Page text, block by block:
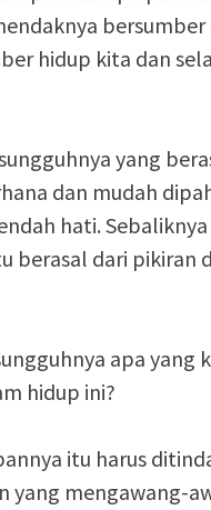
bersumber
hidup kita dan
yang
dan mudah
hati.
berasal dari pikiran
apa yang
hidup ini?
itu harus
yang mengawang-